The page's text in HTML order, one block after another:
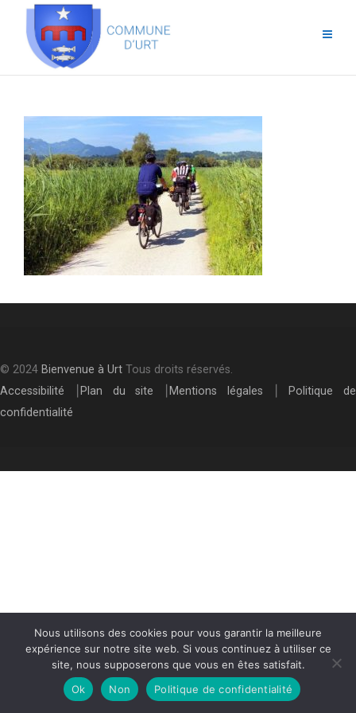
© 2024 Bienvenue à Urt Tous droits réservés.
Accessibilité
Plan du site Mentions légales
Politique de
confidentialité
Nous utilisons des cookies pour vous garantir la meilleure
expérience sur notre site web. Si vous continuez à utiliser ce
site, nous supposerons que vous en êtes satisfait.
Ok
Non Politique de confidentialité